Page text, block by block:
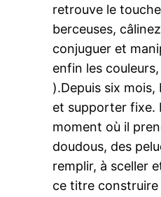
retrouve le
berceuses,
conjuguer et
enfin les
).Depuis six
et supporter fixe.
moment où il
doudous, des
remplir, à sceller
ce titre construire